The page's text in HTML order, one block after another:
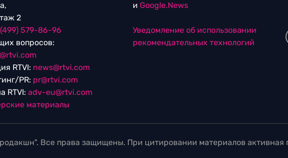
2
579-86-96
вопросов:
RTVI: news@rtvi.com
PR: pr@rtvi.com
RTVI: adv-eu@rtvi.com
материалы
и Google.News
Уведомление об использовании
рекомендательных технологий
Все права защищены. При цитировании материалов активная